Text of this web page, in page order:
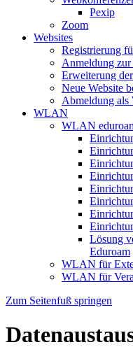
Pexip
Zoom
Websites
Registrierung
Anmeldung
Erweiterung
Neue Website
Abmeldung als
WLAN
WLAN
Lösung
Eduroam
WLAN für
WLAN für
Zum Seitenfuß springen